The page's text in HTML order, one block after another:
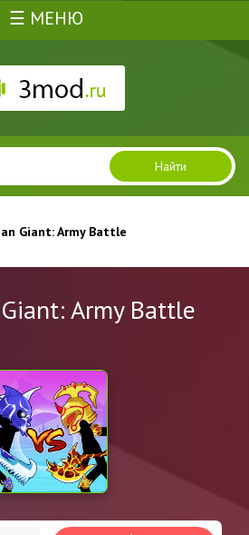
☰ МЕНЮ
Найти
Giant: Army Battle
Army Battle